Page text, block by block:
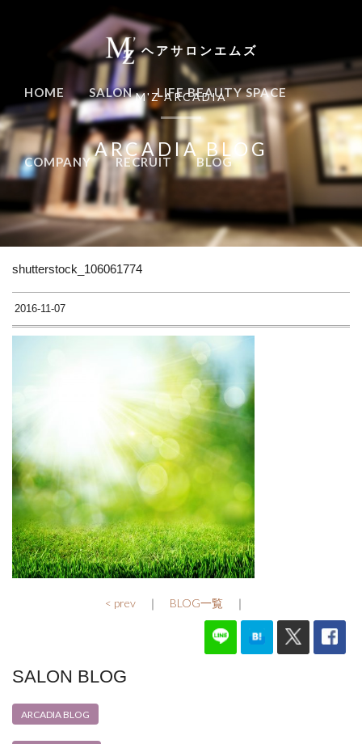
ヘアサロンエムズ
HOME SALON LIFE BEAUTY SPACE
COMPANY RECRUIT BLOG
M'Z ARCADIA
ARCADIA BLOG
shutterstock_106061774
2016-11-07
< prev ｜ BLOG一覧 ｜
SALON BLOG
ARCADIA BLOG